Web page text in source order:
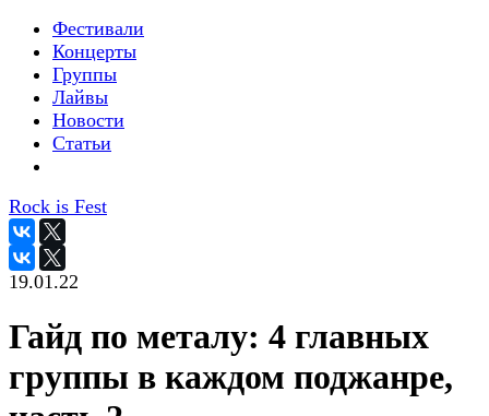
Фестивали
Концерты
Группы
Лайвы
Новости
Статьи
Rock is Fest
19.01.22
Гайд по металу: 4 главных
группы в каждом поджанре,